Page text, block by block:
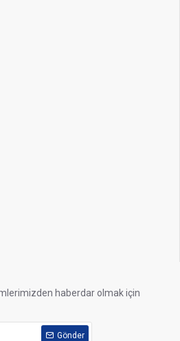
haberdar olmak için
Gönder